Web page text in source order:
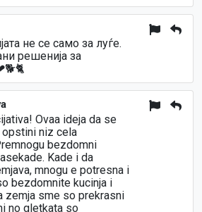
не се само за луѓе.
решенија за
Ovaa ideja da se
niz cela
bezdomni
Kade i da
mnogu e potresna i
bezdomnite kucinja i
zemja sme so prekrasni
no gletkata so